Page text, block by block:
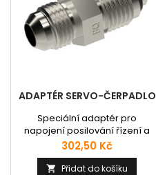
ADAPTÉR SERVO-ČERPADLO
Speciální adaptér pro
napojení posilování řízení a
např. čerpadla nebo jiného.
Vhodné při různých rozměrech.
Cena
302,50 Kč
 Přidat do košíku